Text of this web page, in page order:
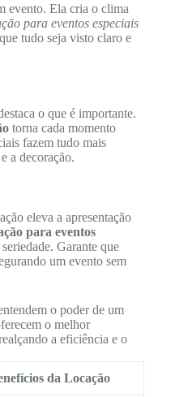
evento. Ela cria o clima
para eventos especiais
tudo seja visto claro e
o que é importante.
torna cada momento
fazem tudo mais
a decoração.
eleva a apresentação
para eventos
Garante que
um evento sem
o poder de um
o melhor
a eficiência e o
da Locação